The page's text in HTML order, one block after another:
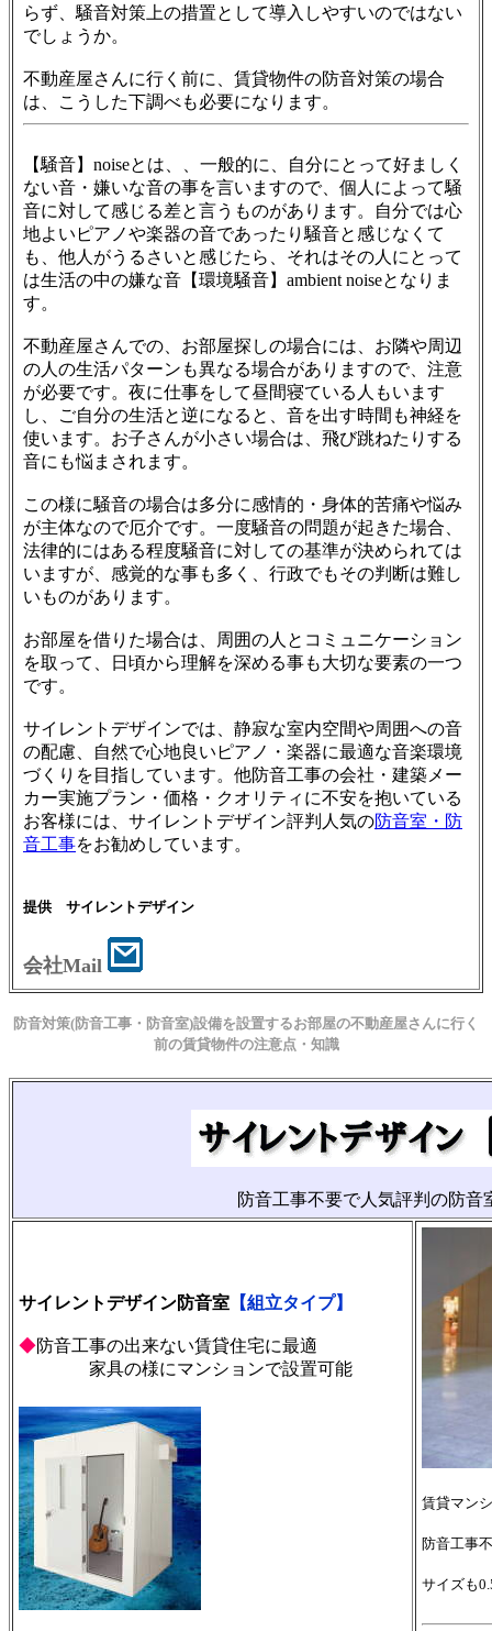
らず、騒音対策上の措置として導入しやすいのではない
でしょうか。
不動産屋さんに行く前に、賃貸物件の防音対策の場合
は、こうした下調べも必要になります。
【騒音】noiseとは、、一般的に、自分にとって好ましく
ない音・嫌いな音の事を言いますので、個人によって騒
音に対して感じる差と言うものがあります。自分では心
地よいピアノや楽器の音であったり騒音と感じなくて
も、他人がうるさいと感じたら、それはその人にとって
は生活の中の嫌な音【環境騒音】ambient noiseとなりま
す。
不動産屋さんでの、お部屋探しの場合には、お隣や周辺
の人の生活パターンも異なる場合がありますので、注意
が必要です。夜に仕事をして昼間寝ている人もいます
し、ご自分の生活と逆になると、音を出す時間も神経を
使います。お子さんが小さい場合は、飛び跳ねたりする
音にも悩まされます。
この様に騒音の場合は多分に感情的・身体的苦痛や悩み
が主体なので厄介です。一度騒音の問題が起きた場合、
法律的にはある程度騒音に対しての基準が決められては
いますが、感覚的な事も多く、行政でもその判断は難し
いものがあります。
お部屋を借りた場合は、周囲の人とコミュニケーション
を取って、日頃から理解を深める事も大切な要素の一つ
です。
サイレントデザインでは、静寂な室内空間や周囲への音
の配慮、自然で心地良いピアノ・楽器に最適な音楽環境
づくりを目指しています。他防音工事の会社・建築メー
カー実施プラン・価格・クオリティに不安を抱いている
お客様には、サイレントデザイン評判人気の防音室・防
音工事をお勧めしています。
提供 サイレントデザイン
会社Mail
防音対策(防音工事・防音室)設備を設置するお部屋の不動産屋さんに行く
前の賃貸物件の注意点・知識
防音工事不要で人気評判の防音
サイレントデザイン防音室 【組立タイプ】
◆防音工事の出来ない賃貸住宅に最適
家具の様にマンションで設置可能
賃貸マン
防音工事
サイズも